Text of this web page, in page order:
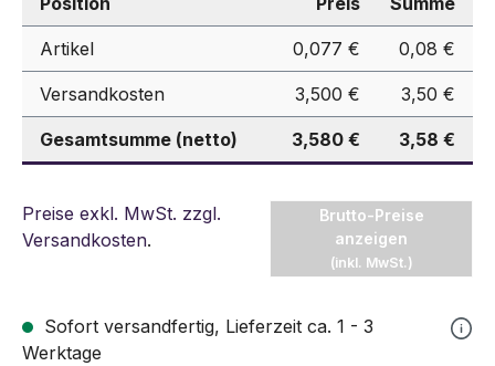
Artikel 0,077 € 0,08 €
Versandkosten 3,500 € 3,50 €
Gesamtsumme (netto) 3,580 € 3,58 €
Preise exkl. MwSt. zzgl.
Versandkosten.
Brutto-Preise
anzeigen
(inkl. MwSt.)
Sofort versandfertig, Lieferzeit ca. 1 - 3
Werktage